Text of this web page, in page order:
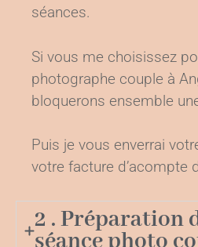
séances.
Si vous me choisissez
photographe couple à
bloquerons ensemble
Puis je vous enverrai
votre facture d’acompte
2 . Préparation